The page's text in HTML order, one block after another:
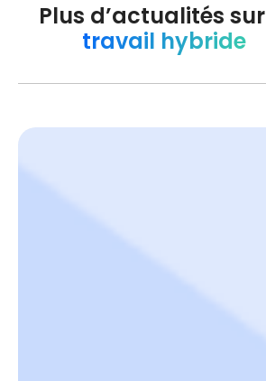
Plus d’actualités sur
travail hybride